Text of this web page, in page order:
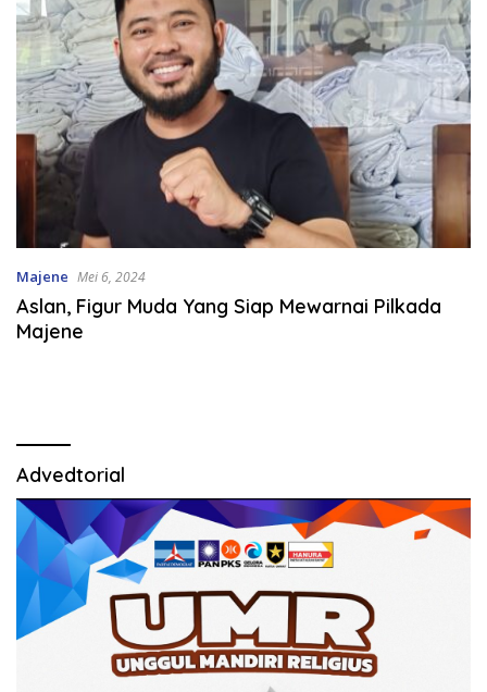
Majene Mei 6, 2024
Aslan, Figur Muda Yang Siap Mewarnai Pilkada
Majene
Advedtorial